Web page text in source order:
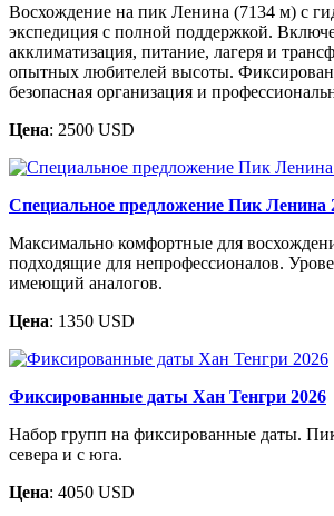
Восхождение на пик Ленина (7134 м) с
экспедиция с полной поддержкой.
акклиматизация, питание, лагеря и
опытных любителей высоты.
безопасная организация и
Цена: 2500 USD
Специальное предложение Пик Ленина
Максимально комфортные для
подходящие для непрофессионалов.
имеющий аналогов.
Цена: 1350 USD
Фиксированные даты Хан Тенгри 2026
Набор групп на фиксированные даты.
севера и с юга.
Цена: 4050 USD